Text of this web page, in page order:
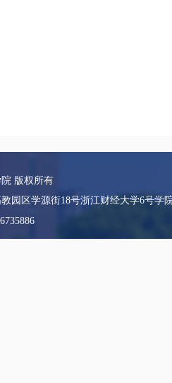
版权所有
园区学源街18号浙江财经大学6号学